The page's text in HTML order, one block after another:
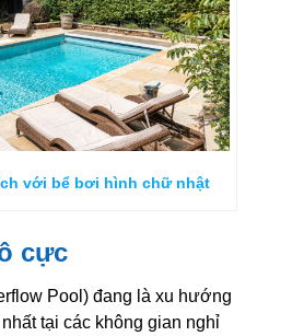
với bể bơi hình chữ nhật
cực
Pool) đang là xu hướng
tại các không gian nghỉ